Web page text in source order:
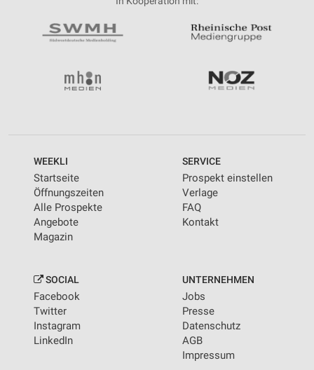
WEEKLI
Startseite
Öffnungszeiten
Alle Prospekte
Angebote
Magazin
SERVICE
Prospekt einstellen
Verlage
FAQ
Kontakt
SOCIAL
Facebook
Twitter
Instagram
LinkedIn
UNTERNEHMEN
Jobs
Presse
Datenschutz
AGB
Impressum